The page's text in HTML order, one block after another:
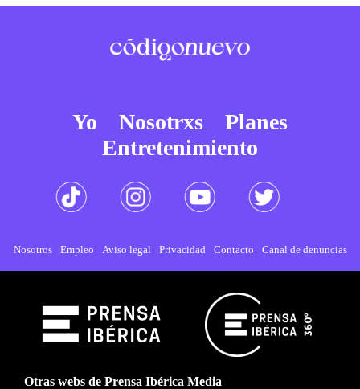
Yo Nosotrxs
Planes
Entretenimiento
Nosotros Empleo Aviso legal Privacidad Contacto Canal de denuncias
Otras webs de Prensa Ibérica Media